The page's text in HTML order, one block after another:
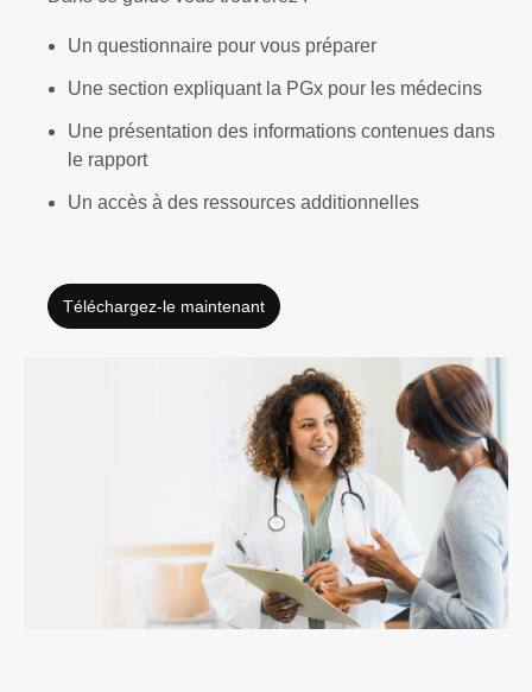
Un questionnaire pour vous préparer
Une section expliquant la PGx pour les médecins
Une présentation des informations contenues dans
le rapport
Un accès à des ressources additionnelles
Téléchargez-le maintenant